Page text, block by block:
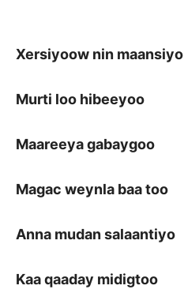
Xersiyoow nin maansiyo
Murti loo hibeeyoo
Maareeya gabaygoo
Magac weynla baa too
Anna mudan salaantiyo
Kaa qaaday midigtoo